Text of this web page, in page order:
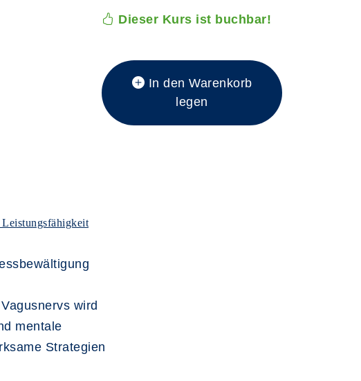
Dieser Kurs ist buchbar!
In den Warenkorb
legen
wird
mentale
Strategien